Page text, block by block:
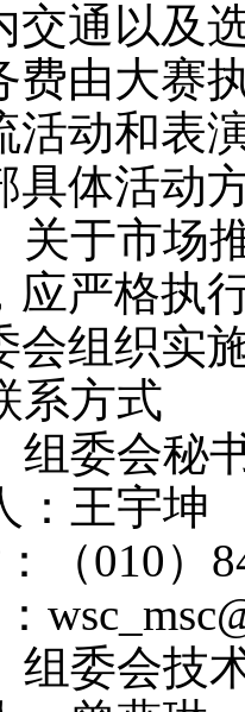
交通以及
费由大赛
活动和表
具体活动
市场推
应严格执
会组织实
方式
委会秘
王宇坤
010）
委会技